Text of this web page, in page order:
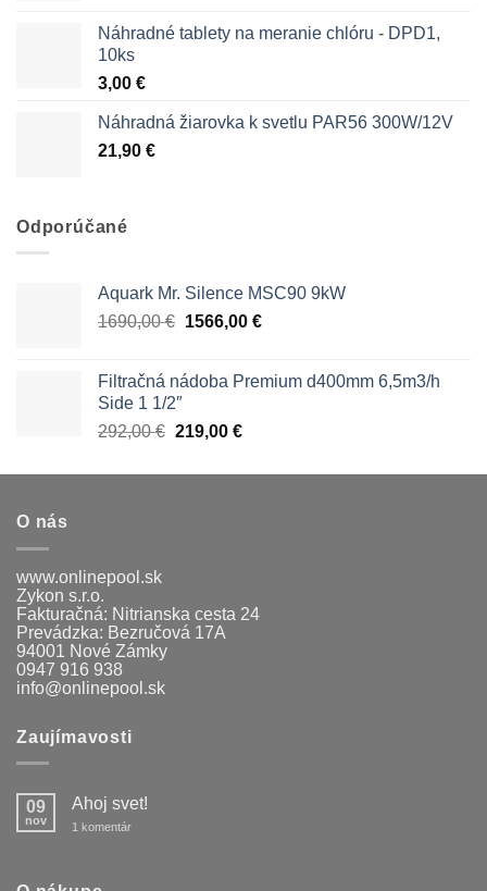
Náhradné tablety na meranie chlóru - DPD1,
10ks
3,00 €
Náhradná žiarovka k svetlu PAR56 300W/12V
21,90 €
Odporúčané
Aquark Mr. Silence MSC90 9kW
1690,00€ Pôvodná
1690,00 €.
1566,00 €Aktuálna
1566,00 €.
Filtračná nádoba Premium d400mm 6,5m3/h
Side 1 1/2″
292,00€ Pôvodná
bola:
219,00 €Aktuálna
je:
O nás
www.onlinepool.sk
Zykon s.r.o.
Fakturačná: Nitrianska cesta 24
Prevádzka: Bezručová 17A
94001 Nové Zámky
0947 916 938
info@onlinepool.sk
Zaujímavosti
09
nov
Ahoj svet!
1 komentárna